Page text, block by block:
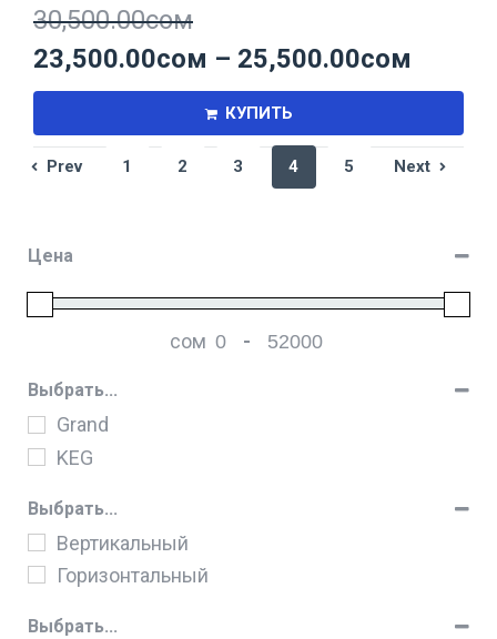
Цена
сом -
Выбрать...
Grand
KEG
Выбрать...
Вертикальный
Горизонтальный
Выбрать...
30,500.00сом
23,500.00сом – 25,500.00сом
КУПИТЬ
Prev 1 2 3 4 5 Next